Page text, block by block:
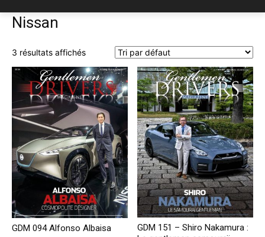
Nissan
3 résultats affichés
GDM 094 Alfonso Albaisa
GDM 151 – Shiro Nakamura :